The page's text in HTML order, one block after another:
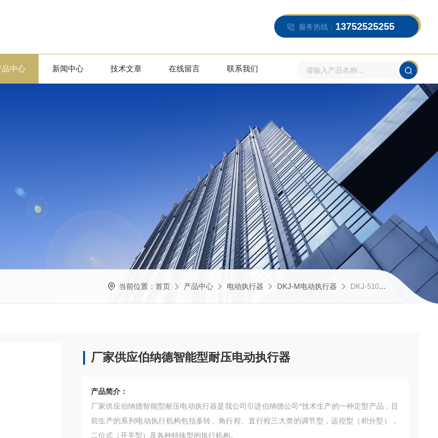
服务热线： 13752525255
品中心 新闻中心 技术文章 在线留言 联系我们
当前位置： 首页 产品中心 电动执行器 DKJ-M电动执行器 DKJ-5100W厂家供应伯纳德智能型耐压电动执行器
厂家供应伯纳德智能型耐压电动执行器
产品简介：
厂家供应伯纳德智能型耐压电动执行器是我公司引进伯纳德公司*技术生产的一种定型产品，目
前生产的系列电动执行机构包括多转、角行程、直行程三大类的调节型，远控型（积分型），
二位式（开关型）及各种特殊型的执行机构。